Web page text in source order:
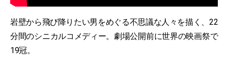
岩壁から飛び降りたい男をめぐる不思議な人々を描く、22
分間のシニカルコメディー。劇場公開前に世界の映画祭で
19冠。